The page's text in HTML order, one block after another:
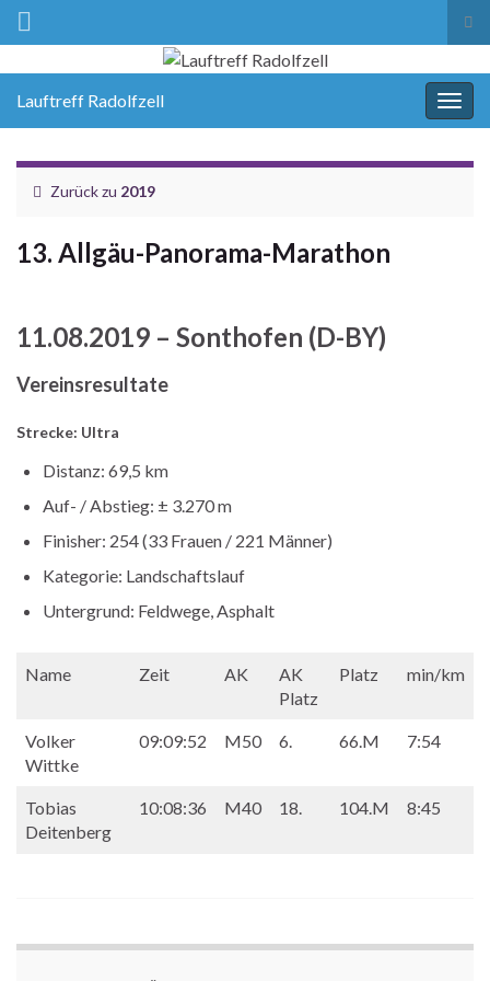
Lauftreff Radolfzell
Zurück zu 2019
13. Allgäu-Panorama-Marathon
11.08.2019 – Sonthofen (D-BY)
Vereinsresultate
Strecke: Ultra
Distanz: 69,5 km
Auf- / Abstieg: ± 3.270 m
Finisher: 254 (33 Frauen / 221 Männer)
Kategorie: Landschaftslauf
Untergrund: Feldwege, Asphalt
Name Zeit AK
AK
Platz
Platz min/km
Volker
Wittke
09:09:52 M50 6. 66.M 7:54
Tobias
Deitenberg
10:08:36 M40 18. 104.M 8:45